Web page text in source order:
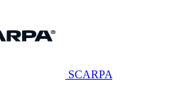
SCARPA